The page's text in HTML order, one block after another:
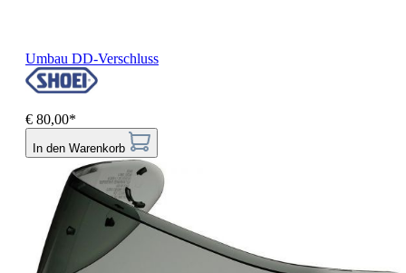
Umbau DD-Verschluss
€ 80,00*
In den Warenkorb